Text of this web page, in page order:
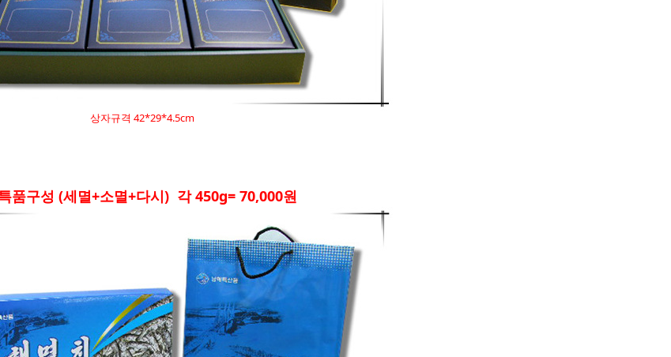
상자규격 42*29*4.5cm
품구성 (세멸+소멸+다시) 각 450g= 70,000원